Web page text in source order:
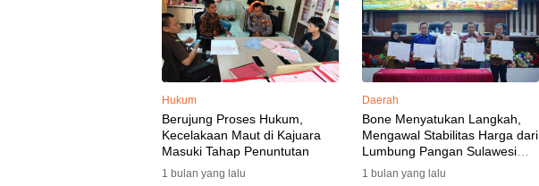
Hukum
Berujung Proses Hukum,
Kecelakaan Maut di Kajuara
Masuki Tahap Penuntutan
1 bulan yang lalu
Daerah
Bone Menyatukan Langkah,
Mengawal Stabilitas Harga dari
Lumbung Pangan Sulawesi
Selatan
1 bulan yang lalu